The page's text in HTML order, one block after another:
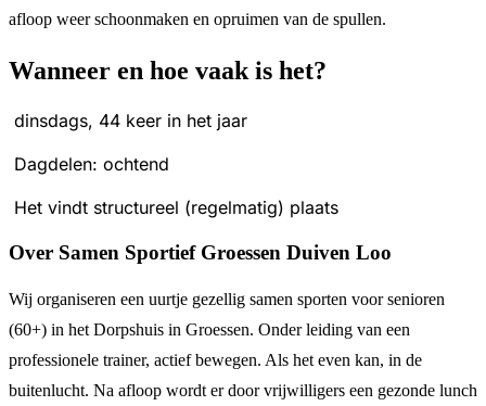
afloop weer schoonmaken en opruimen van de spullen.
Wanneer en hoe vaak is het?
dinsdags, 44 keer in het jaar
Dagdelen: ochtend
Het vindt structureel (regelmatig) plaats
Over Samen Sportief Groessen Duiven Loo
Wij organiseren een uurtje gezellig samen sporten voor senioren
(60+) in het Dorpshuis in Groessen. Onder leiding van een
professionele trainer, actief bewegen. Als het even kan, in de
buitenlucht. Na afloop wordt er door vrijwilligers een gezonde lunch